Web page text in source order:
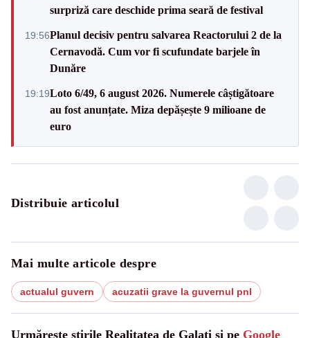
surpriză care deschide prima seară de festival
19:56Planul decisiv pentru salvarea Reactorului 2 de la
Cernavodă. Cum vor fi scufundate barjele în
Dunăre
19:19Loto 6/49, 6 august 2026. Numerele câștigătoare
au fost anunțate. Miza depășește 9 milioane de
euro
Distribuie articolul
Mai multe articole despre
actualul guvern acuzatii grave la guvernul pnl
Urmărește știrile Realitatea de Galati și pe Google